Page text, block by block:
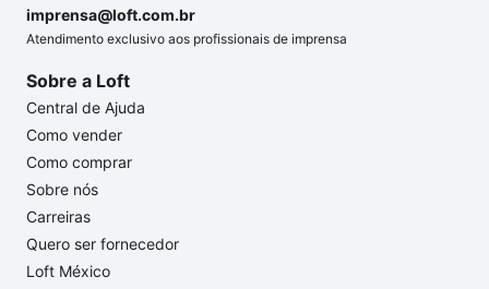
imprensa@loft.com.br
Atendimento exclusivo aos profissionais de imprensa
Sobre a Loft
Central de Ajuda
Como vender
Como comprar
Sobre nós
Carreiras
Quero ser fornecedor
Loft México